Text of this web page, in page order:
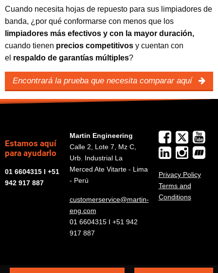
Cuando necesita hojas de repuesto para sus limpiadores de
banda, ¿por qué conformarse con menos que los
limpiadores más efectivos y con la mayor duración,
cuando tienen precios competitivos y cuentan con
el respaldo de garantías múltiples?
Encontrará la prueba que necesita comparar aquí
Estamos aquí
para ayudarlo
01 6604315 I +51
942 917 887
Martin Engineering
Calle 2, Lote 7, Mz C,
Urb. Industrial La
Merced Ate Vitarte - Lima
- Perú
customerservice@martin-
eng.com
01 6604315 I +51 942
917 887
Privacy Policy
Terms and
Conditions